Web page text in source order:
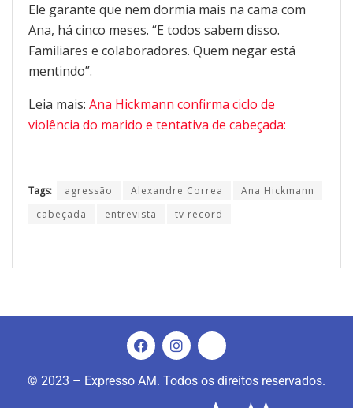
Ele garante que nem dormia mais na cama com
Ana, há cinco meses. “E todos sabem disso.
Familiares e colaboradores. Quem negar está
mentindo”.
Leia mais: Ana Hickmann confirma ciclo de
violência do marido e tentativa de cabeçada:
Tags: agressão Alexandre Correa
Ana Hickmann
cabeçada
entrevista tv record
© 2023 – Expresso AM. Todos os direitos reservados.